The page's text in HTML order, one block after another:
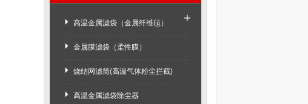
高温金属滤袋（金属纤维毡）
金属膜滤袋（柔性膜）
烧结网滤筒(高温气体粉尘拦截)
高温金属滤袋除尘器